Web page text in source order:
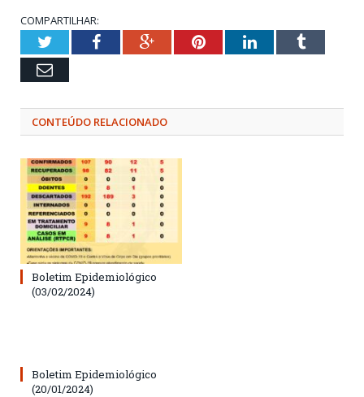
COMPARTILHAR:
TwitterFacebookGoogle+PinterestLinkedInTumblr
Email
CONTEÚDO RELACIONADO
Boletim Epidemiológico
(03/02/2024)
Boletim Epidemiológico
(20/01/2024)